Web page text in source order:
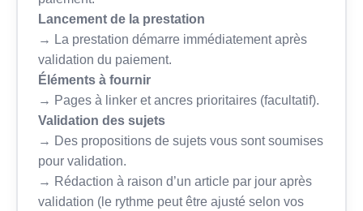
Lancement de la prestation
→ La prestation démarre immédiatement après
validation du paiement.
Éléments à fournir
→ Pages à linker et ancres prioritaires (facultatif).
Validation des sujets
→ Des propositions de sujets vous sont soumises
pour validation.
→ Rédaction à raison d’un article par jour après
validation (le rythme peut être ajusté selon vos